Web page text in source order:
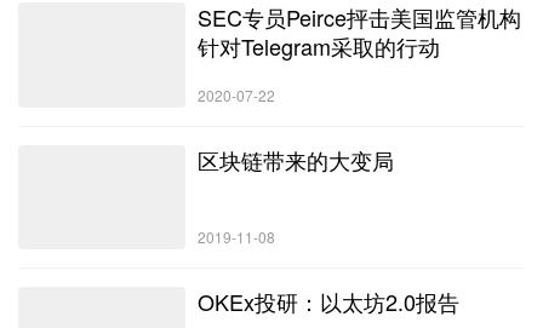
SEC专员Peirce抨击美国监管机构
针对Telegram采取的行动
2020-07-22
区块链带来的大变局
2019-11-08
OKEx投研：以太坊2.0报告